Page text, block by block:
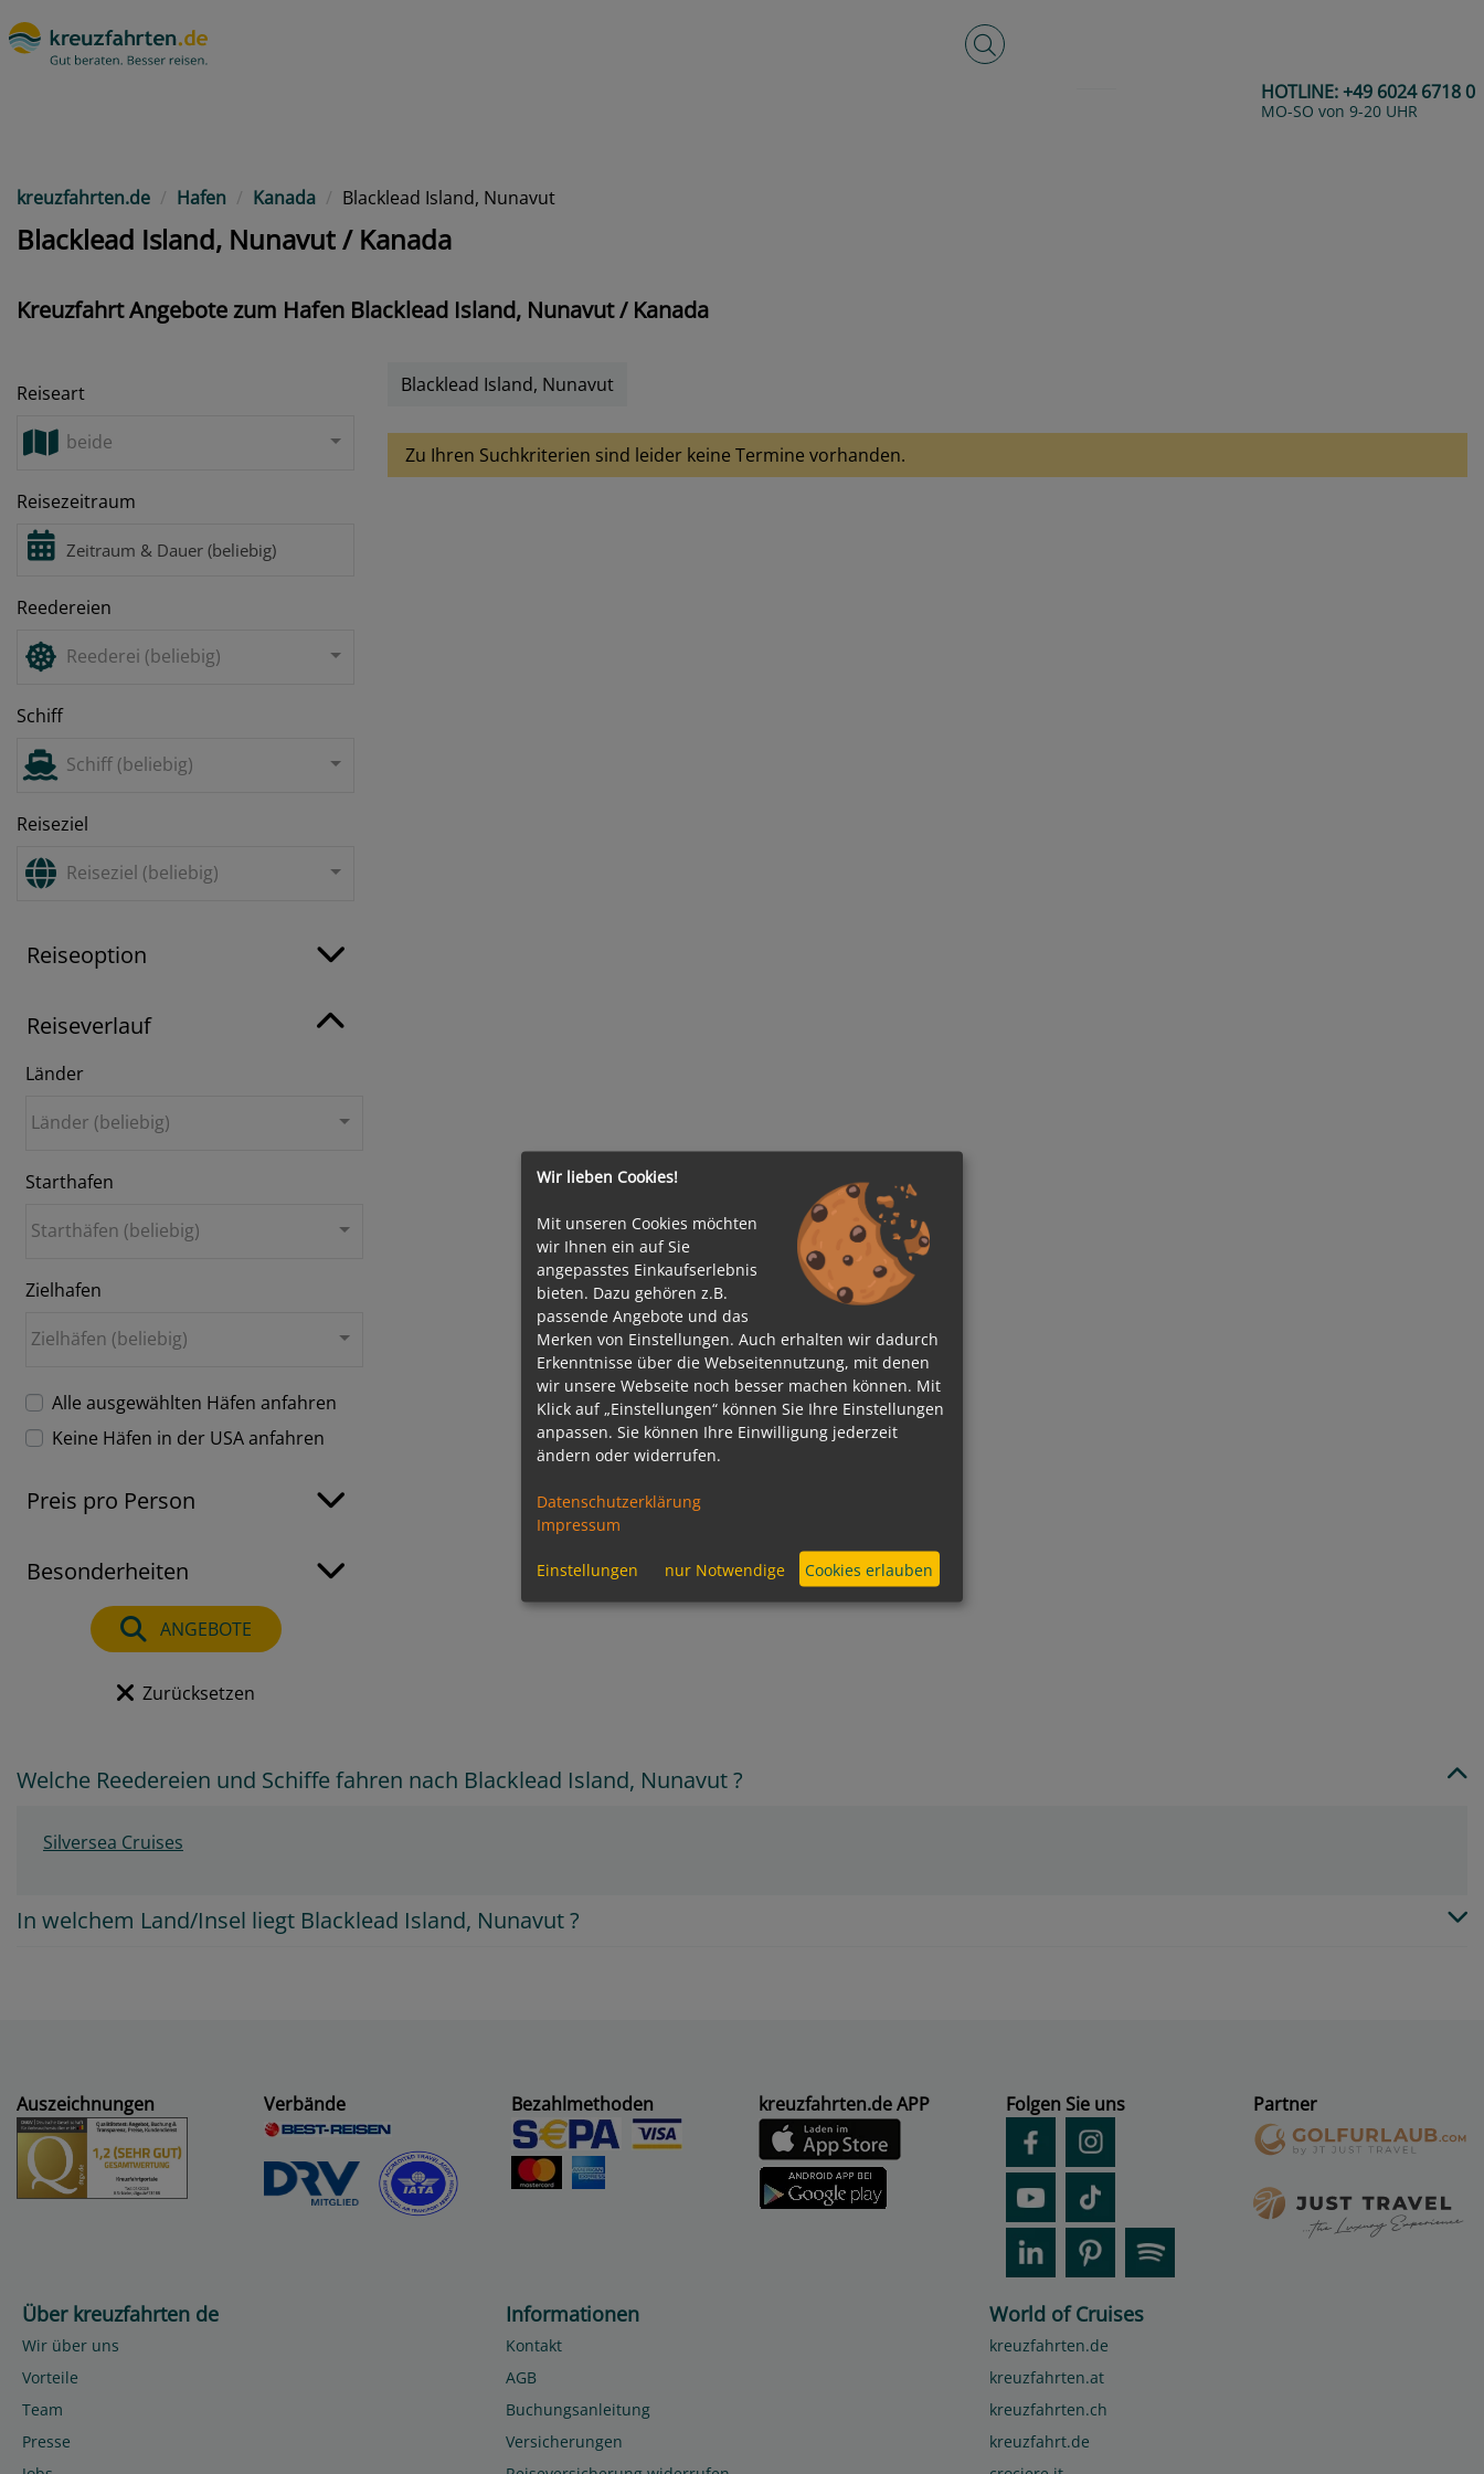
Volltextsuche
HOTLINE:+49 6024 6718 0
MO-SO von 9-20 UHR
kreuzfahrten.de Hafen Kanada Blacklead Island, Nunavut
Blacklead Island, Nunavut / Kanada
Kreuzfahrt Angebote zum Hafen Blacklead Island, Nunavut / Kanada
Reiseart
beide
Reisezeitraum
Reedereien
Reederei (beliebig)
Schiff
Schiff (beliebig)
Reiseziel
Reiseziel (beliebig)
Reiseoption
Reiseverlauf
Länder
Länder (beliebig)
Starthafen
Starthäfen (beliebig)
Zielhafen
Zielhäfen (beliebig)
Alle ausgewählten Häfen anfahren
Keine Häfen in der USA anfahren
Preis pro Person
Besonderheiten
ANGEBOTE
Zurücksetzen
Blacklead Island, Nunavut
Zu Ihren Suchkriterien sind leider keine Termine vorhanden.
Welche Reedereien und Schiffe fahren nach Blacklead Island, Nunavut ?
Silversea Cruises
In welchem Land/Insel liegt Blacklead Island, Nunavut ?
Auszeichnungen Verbände Bezahlmethoden kreuzfahrten.de APP Folgen Sie uns Partner
Über kreuzfahrten de
Wir über uns
Vorteile
Team
Presse
Informationen
Kontakt
AGB
Buchungsanleitung
Versicherungen
World of Cruises
kreuzfahrten.de
kreuzfahrten.at
kreuzfahrten.ch
kreuzfahrt.de
Wir lieben Cookies!
Mit unseren Cookies möchten
wir Ihnen ein auf Sie
angepasstes Einkaufserlebnis
bieten. Dazu gehören z.B.
passende Angebote und das
Merken von Einstellungen. Auch erhalten wir dadurch
Erkenntnisse über die Webseitennutzung, mit denen
wir unsere Webseite noch besser machen können. Mit
Klick auf „Einstellungen“ können Sie Ihre Einstellungen
anpassen. Sie können Ihre Einwilligung jederzeit
ändern oder widerrufen.
Datenschutzerklärung
Impressum
Einstellungen nur Notwendige Cookies erlauben